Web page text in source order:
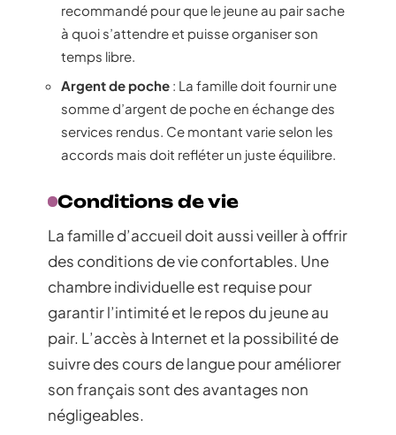
recommandé pour que le jeune au pair sache
à quoi s’attendre et puisse organiser son
temps libre.
Argent de poche : La famille doit fournir une
somme d’argent de poche en échange des
services rendus. Ce montant varie selon les
accords mais doit refléter un juste équilibre.
Conditions de vie
La famille d’accueil doit aussi veiller à offrir
des conditions de vie confortables. Une
chambre individuelle est requise pour
garantir l’intimité et le repos du jeune au
pair. L’accès à Internet et la possibilité de
suivre des cours de langue pour améliorer
son français sont des avantages non
négligeables.